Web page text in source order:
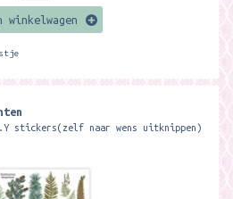
winkelwagen
stickers(zelf naar wens uitknippen)